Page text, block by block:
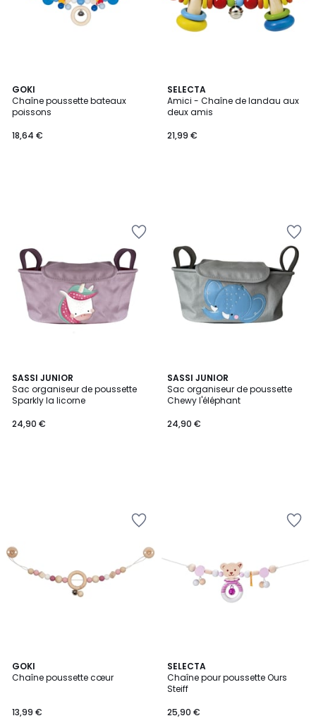
GOKI
Chaîne poussette bateaux
poissons
18,64 €
SELECTA
Amici - Chaîne de landau aux
deux amis
21,99 €
SASSI JUNIOR
Sac organiseur de poussette
Sparkly la licorne
24,90 €
SASSI JUNIOR
Sac organiseur de poussette
Chewy l'éléphant
24,90 €
GOKI
Chaîne poussette cœur
13,99 €
SELECTA
Chaîne pour poussette Ours
Steiff
25,90 €